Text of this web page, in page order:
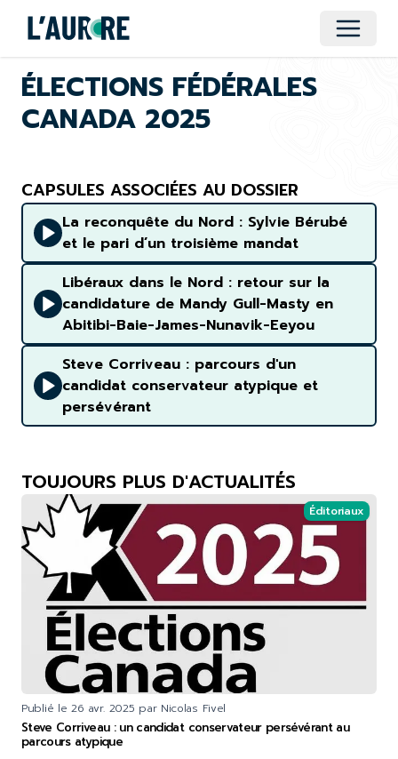
Ouvrir
ÉLECTIONS FÉDÉRALES
CANADA 2025
CAPSULES ASSOCIÉES AU DOSSIER
La reconquête du Nord : Sylvie Bérubé
et le pari d’un troisième mandat
Libéraux dans le Nord : retour sur la
candidature de Mandy Gull-Masty en
Abitibi-Baie-James-Nunavik-Eeyou
Steve Corriveau : parcours d'un
candidat conservateur atypique et
persévérant
TOUJOURS PLUS D'ACTUALITÉS
Éditoriaux
Publié le 26 avr. 2025 par Nicolas Fivel
Steve Corriveau : un candidat conservateur persévérant au
parcours atypique